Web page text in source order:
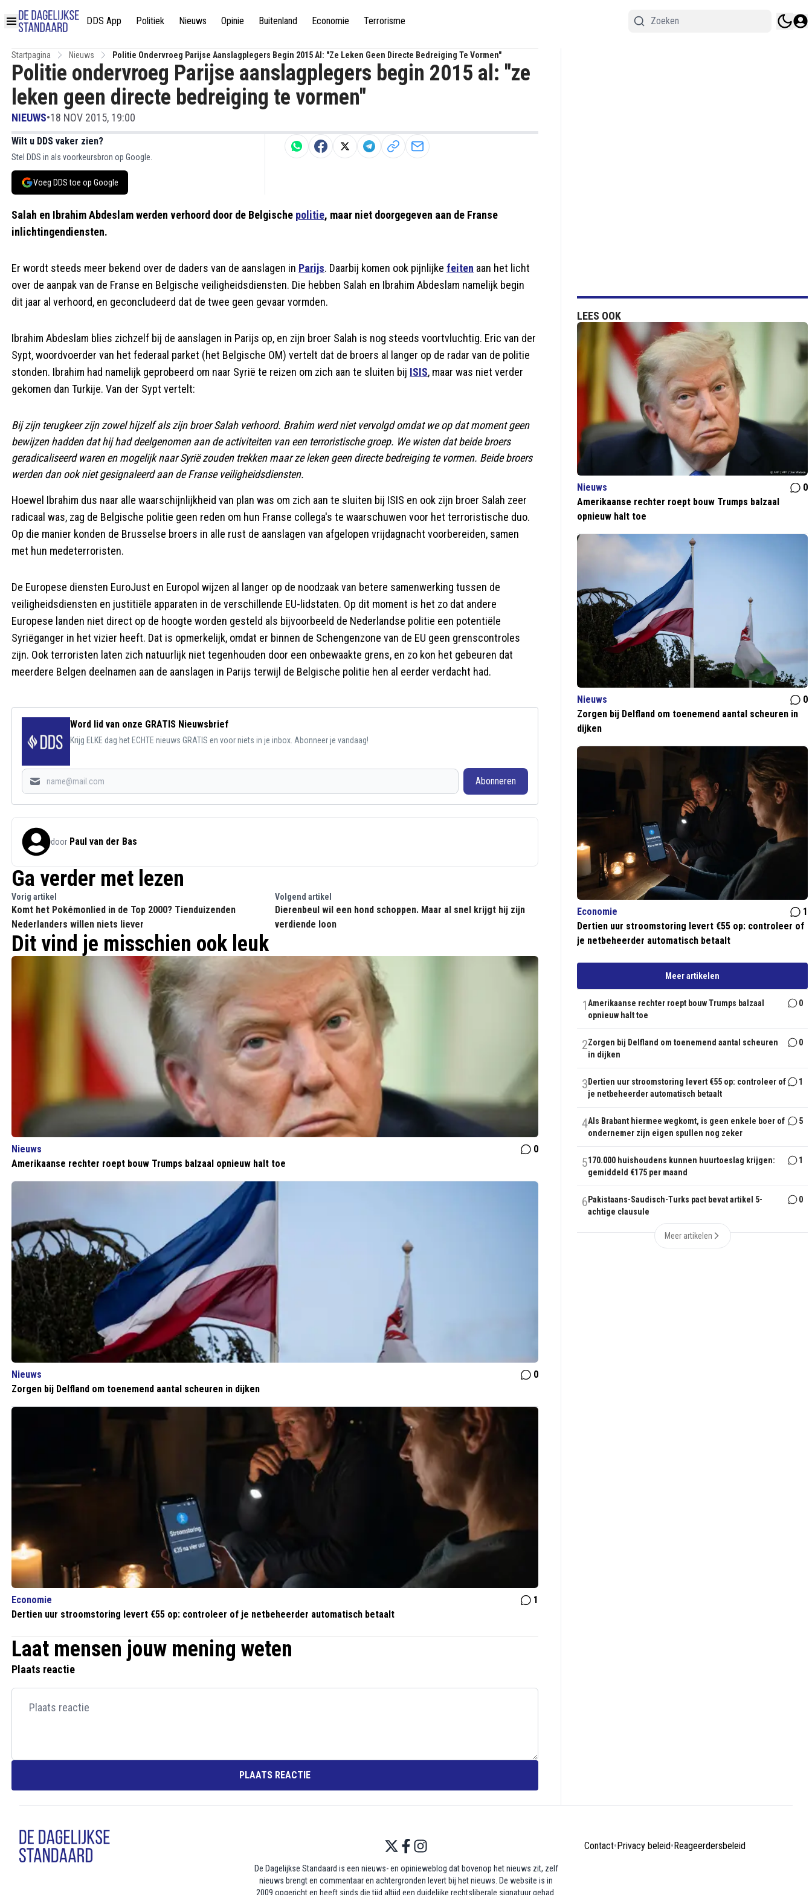
DDS App Politiek Nieuws Opinie Buitenland Economie Terrorisme
Startpagina Nieuws Politie Ondervroeg Parijse Aanslagplegers Begin 2015 Al: "ze Leken Geen Directe Bedreiging Te Vormen"
Politie ondervroeg Parijse aanslagplegers begin 2015 al: "ze
leken geen directe bedreiging te vormen"
NIEUWS•18 NOV 2015, 19:00
Wilt u DDS vaker zien?
Stel DDS in als voorkeursbron op Google.
Voeg DDS toe op Google
Salah en Ibrahim Abdeslam werden verhoord door de Belgische politie, maar niet doorgegeven aan de Franse
inlichtingendiensten.
Er wordt steeds meer bekend over de daders van de aanslagen in Parijs. Daarbij komen ook pijnlijke feiten aan het licht
over de aanpak van de Franse en Belgische veiligheidsdiensten. Die hebben Salah en Ibrahim Abdeslam namelijk begin
dit jaar al verhoord, en geconcludeerd dat de twee geen gevaar vormden.
Ibrahim Abdeslam blies zichzelf bij de aanslagen in Parijs op, en zijn broer Salah is nog steeds voortvluchtig. Eric van der
Sypt, woordvoerder van het federaal parket (het Belgische OM) vertelt dat de broers al langer op de radar van de politie
stonden. Ibrahim had namelijk geprobeerd om naar Syrië te reizen om zich aan te sluiten bij ISIS, maar was niet verder
gekomen dan Turkije. Van der Sypt vertelt:
Bij zijn terugkeer zijn zowel hijzelf als zijn broer Salah verhoord. Brahim werd niet vervolgd omdat we op dat moment geen
bewijzen hadden dat hij had deelgenomen aan de activiteiten van een terroristische groep. We wisten dat beide broers
geradicaliseerd waren en mogelijk naar Syrië zouden trekken maar ze leken geen directe bedreiging te vormen. Beide broers
werden dan ook niet gesignaleerd aan de Franse veiligheidsdiensten.
Hoewel Ibrahim dus naar alle waarschijnlijkheid van plan was om zich aan te sluiten bij ISIS en ook zijn broer Salah zeer
radicaal was, zag de Belgische politie geen reden om hun Franse collega's te waarschuwen voor het terroristische duo.
Op die manier konden de Brusselse broers in alle rust de aanslagen van afgelopen vrijdagnacht voorbereiden, samen
met hun medeterroristen.
De Europese diensten EuroJust en Europol wijzen al langer op de noodzaak van betere samenwerking tussen de
veiligheidsdiensten en justitiële apparaten in de verschillende EU-lidstaten. Op dit moment is het zo dat andere
Europese landen niet direct op de hoogte worden gesteld als bijvoorbeeld de Nederlandse politie een potentiële
Syriëganger in het vizier heeft. Dat is opmerkelijk, omdat er binnen de Schengenzone van de EU geen grenscontroles
zijn. Ook terroristen laten zich natuurlijk niet tegenhouden door een onbewaakte grens, en zo kon het gebeuren dat
meerdere Belgen deelnamen aan de aanslagen in Parijs terwijl de Belgische politie hen al eerder verdacht had.
Word lid van onze GRATIS Nieuwsbrief
Krijg ELKE dag het ECHTE nieuws GRATIS en voor niets in je inbox. Abonneer je vandaag!
Abonneren
door Paul van der Bas
Ga verder met lezen
Vorig artikel
Komt het Pokémonlied in de Top 2000? Tienduizenden
Nederlanders willen niets liever
Volgend artikel
Dierenbeul wil een hond schoppen. Maar al snel krijgt hij zijn
verdiende loon
Dit vind je misschien ook leuk
Nieuws
0
Amerikaanse rechter roept bouw Trumps balzaal opnieuw halt toe
Nieuws
0
Zorgen bij Delfland om toenemend aantal scheuren in dijken
Economie
1
Dertien uur stroomstoring levert €55 op: controleer of je netbeheerder automatisch betaalt
Laat mensen jouw mening weten
Plaats reactie
PLAATS REACTIE
LEES OOK
Nieuws
0
Amerikaanse rechter roept bouw Trumps balzaal
opnieuw halt toe
Nieuws
0
Zorgen bij Delfland om toenemend aantal scheuren in
dijken
Economie
1
Dertien uur stroomstoring levert €55 op: controleer of
je netbeheerder automatisch betaalt
Meer artikelen
1Amerikaanse rechter roept bouw Trumps balzaal
opnieuw halt toe
0
2Zorgen bij Delfland om toenemend aantal scheuren
in dijken
0
3 Dertien uur stroomstoring levert €55 op: controleer of
je netbeheerder automatisch betaalt
1
4Als Brabant hiermee wegkomt, is geen enkele boer of
ondernemer zijn eigen spullen nog zeker
5
5170.000 huishoudens kunnen huurtoeslag krijgen:
gemiddeld €175 per maand
1
6 Pakistaans-Saudisch-Turks pact bevat artikel 5-
achtige clausule
0
Meer artikelen
Contact• Privacy beleid• Reageerdersbeleid
De Dagelijkse Standaard is een nieuws- en opinieweblog dat bovenop het nieuws zit, zelf
nieuws brengt en commentaar en achtergronden levert bij het nieuws. De website is in
2009 opgericht en heeft sinds die tijd altijd een duidelijke rechtsliberale signatuur gehad.